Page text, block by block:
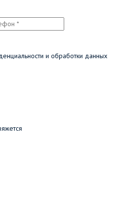
и обработки данных